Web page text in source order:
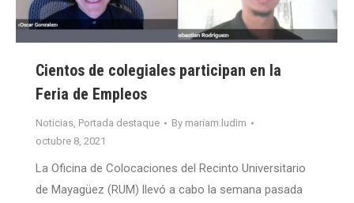
Cientos de colegiales participan en la
Feria de Empleos
Noticias, Portada destaque By mariam.ludim
octubre 8, 2021
La Oficina de Colocaciones del Recinto Universitario
de Mayagüez (RUM) llevó a cabo la semana pasada